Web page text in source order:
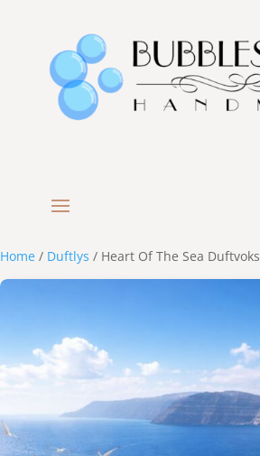
Home / Duftlys / Heart Of The Sea Duftvoks